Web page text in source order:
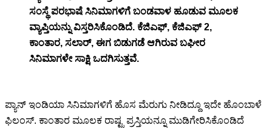
ಸಂಸ್ಥೆ ಪರಭಾಷೆ ಸಿನಿಮಾಗಳಿಗೆ ಬಂಡವಾಳ ಹೂಡುವ ಮೂಲಕ
ವ್ಯಾಪ್ತಿಯನ್ನು ವಿಸ್ತರಿಸಿಕೊಂಡಿದೆ. ಕೆಜಿಎಫ್, ಕೆಜಿಎಫ್ 2,
ಕಾಂತಾರ, ಸಲಾರ್, ಈಗ ಬಿಡುಗಡೆ ಆಗಿರುವ ಬಘೀರ
ಸಿನಿಮಾಗಳೇ ಸಾಕ್ಷಿ ಒದಗಿಸುತ್ತವೆ.
ಪ್ಯಾನ್ ಇಂಡಿಯಾ ಸಿನಿಮಾಗಳಿಗೆ ಹೊಸ ಮೆರುಗು ನೀಡಿದ್ದೂ ಇದೇ ಹೊಂಬಾಳೆ
ಫಿಲಂಸ್. ಕಾಂತಾರ ಮೂಲಕ ರಾಷ್ಟ್ರ ಪ್ರಸ್ತಿಯನ್ನೂ ಮುಡಿಗೇರಿಸಿಕೊಂಡಿದೆ